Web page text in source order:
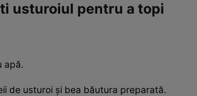
usturoiul pentru a topi
apă.
de usturoi şi bea băutura preparată.